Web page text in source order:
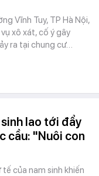
Vĩnh Tuy, TP Hà Nội,
xô xát, cố ý gây
ra tại chung cư…
lao tới đẩy
cầu: "Nuôi con
của nam sinh khiến